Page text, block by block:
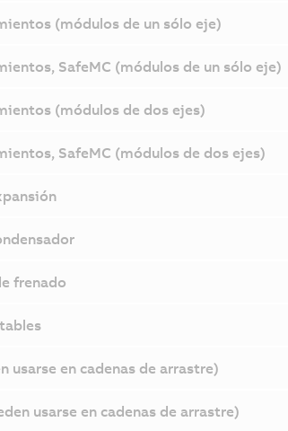
(módulos de un sólo eje)
SafeMC (módulos de un sólo eje)
(módulos de dos ejes)
SafeMC (módulos de dos ejes)
frenado
usarse en cadenas de arrastre)
usarse en cadenas de arrastre)